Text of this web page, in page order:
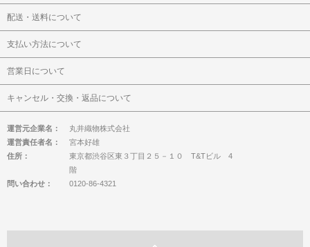
配送・送料について
支払い方法について
営業日について
キャンセル・交換・返品について
運営元企業名：
丸井織物株式会社
運営責任者名：
宮本好雄
住所：
東京都渋谷区東３丁目２５－１０ T&Tビル 4
階
問い合わせ：
0120-86-4321